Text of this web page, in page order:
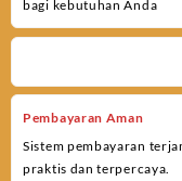
bagi kebutuhan Anda
Pembayaran Aman
Sistem pembayaran
praktis dan terpercaya.